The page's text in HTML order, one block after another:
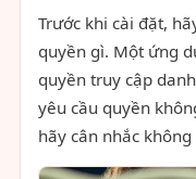
Trước khi cài đặt,
quyền gì. Một ứng
quyền truy cập
yêu cầu quyền
hãy cân nhắc không